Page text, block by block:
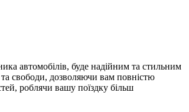
автомобілів, буде надійним та стильним
свободи, дозволяючи вам повністю
роблячи вашу поїздку більш